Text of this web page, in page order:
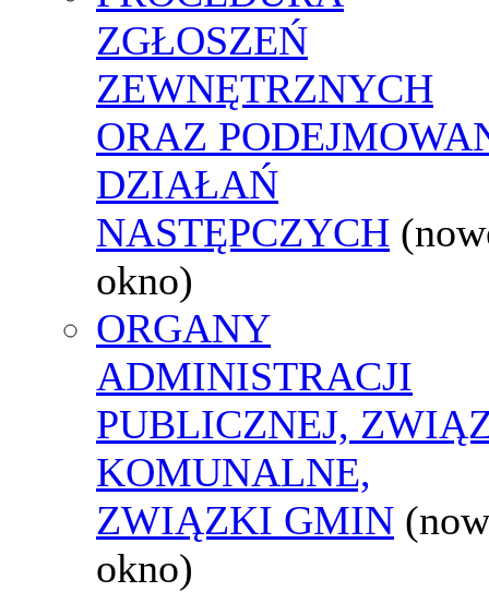
ZGŁOSZEŃ
ZEWNĘTRZNYCH
ORAZ
DZIAŁAŃ
NASTĘPCZYCH
okno)
ORGANY
ADMINISTRACJI
PUBLICZNEJ,
KOMUNALNE,
ZWIĄZKI GMIN
okno)